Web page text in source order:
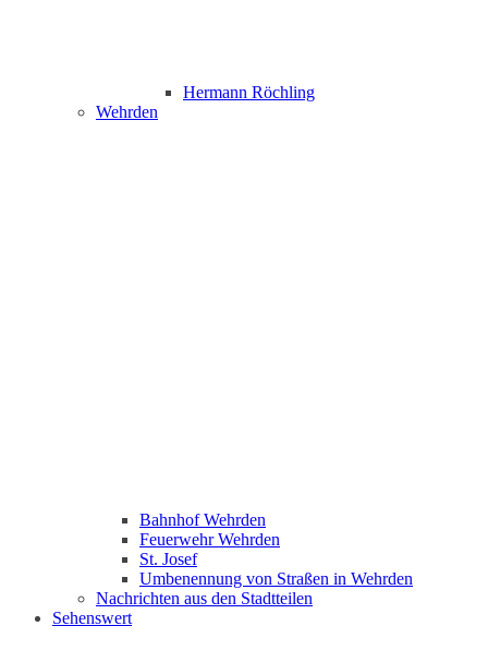
Hermann Röchling
Wehrden
Bahnhof Wehrden
Feuerwehr Wehrden
St. Josef
Umbenennung von Straßen in Wehrden
Nachrichten aus den Stadtteilen
Sehenswert